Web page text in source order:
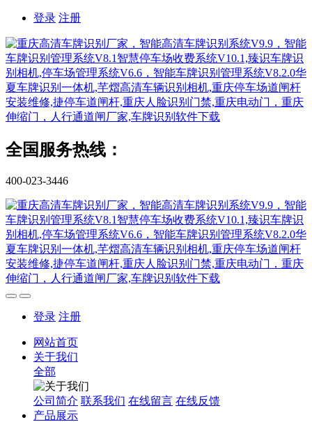
登录 注册
全国服务热线：
400-023-3446
登录 注册
网站首页
关于我们
全部
公司简介 联系我们 在线留言 在线反馈
产品展示